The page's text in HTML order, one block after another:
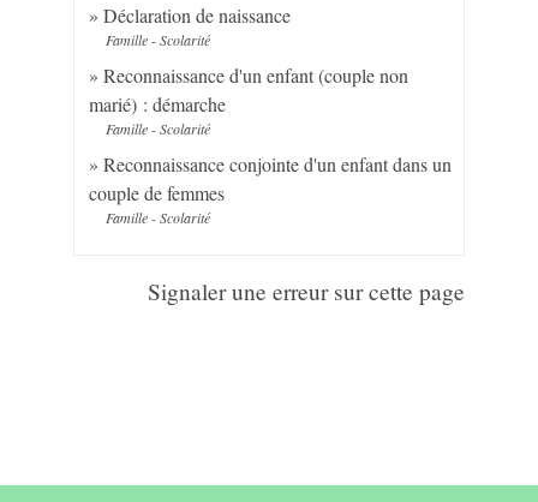
Déclaration de naissance
Famille - Scolarité
Reconnaissance d'un enfant (couple non
marié) : démarche
Famille - Scolarité
Reconnaissance conjointe d'un enfant dans un
couple de femmes
Famille - Scolarité
Signaler une erreur sur cette page